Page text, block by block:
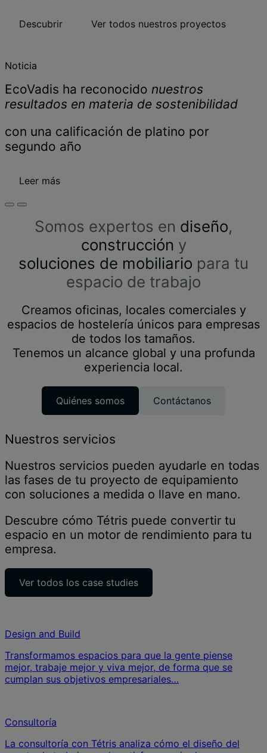
Descubrir Ver todos nuestros proyectos
Noticia
EcoVadis ha reconocido nuestros
resultados en materia de sostenibilidad
con una calificación de platino por
segundo año
Leer más
Somos expertos en diseño,
construcción y
soluciones de mobiliario para tu
espacio de trabajo
Creamos oficinas, locales comerciales y
espacios de hostelería únicos para empresas
de todos los tamaños.
Tenemos un alcance global y una profunda
experiencia local.
Quiénes somos Contáctanos
Nuestros servicios
Nuestros servicios pueden ayudarle en todas
las fases de tu proyecto de equipamiento
con soluciones a medida o llave en mano.
Descubre cómo Tétris puede convertir tu
espacio en un motor de rendimiento para tu
empresa.
Ver todos los case studies
Design and Build
Transformamos espacios para que la gente piense
mejor, trabaje mejor y viva mejor, de forma que se
cumplan sus objetivos empresariales…
Consultoría
La consultoría con Tétris analiza cómo el diseño del